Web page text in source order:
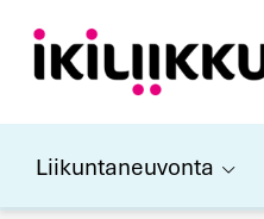
Liikuntaneuvonta